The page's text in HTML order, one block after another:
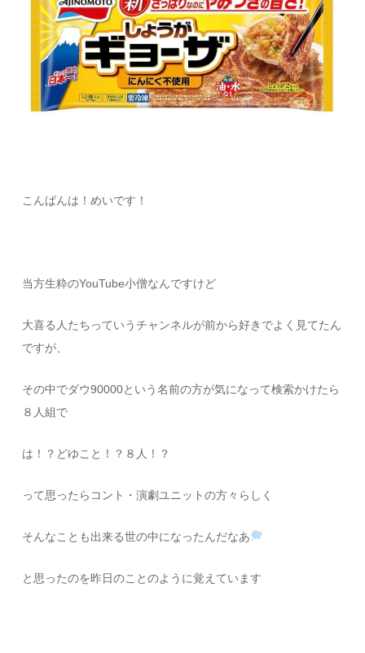
こんばんは！めいです！
当方生粋のYouTube小僧なんですけど
大喜る人たちっていうチャンネルが前から好きでよく見てたん
ですが、
その中でダウ90000という名前の方が気になって検索かけたら
８人組で
は！？どゆこと！？８人！？
って思ったらコント・演劇ユニットの方々らしく
そんなことも出来る世の中になったんだなあ
と思ったのを昨日のことのように覚えています